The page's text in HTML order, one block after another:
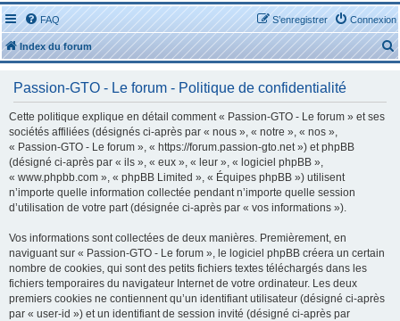
FAQ Connexion
S’enregistrer
Index du forum
e
Passion-GTO - Le forum - Politique de confidentialité
Cette politique explique en détail comment « Passion-GTO - Le forum » et ses
sociétés affiliées (désignés ci-après par « nous », « notre », « nos »,
« Passion-GTO - Le forum », « https://forum.passion-gto.net ») et phpBB
(désigné ci-après par « ils », « eux », « leur », « logiciel phpBB »,
« www.phpbb.com », « phpBB Limited », « Équipes phpBB ») utilisent
n’importe quelle information collectée pendant n’importe quelle session
d’utilisation de votre part (désignée ci-après par « vos informations »).
Vos informations sont collectées de deux manières. Premièrement, en
naviguant sur « Passion-GTO - Le forum », le logiciel phpBB créera un certain
nombre de cookies, qui sont des petits fichiers textes téléchargés dans les
fichiers temporaires du navigateur Internet de votre ordinateur. Les deux
premiers cookies ne contiennent qu’un identifiant utilisateur (désigné ci-après
par « user-id ») et un identifiant de session invité (désigné ci-après par